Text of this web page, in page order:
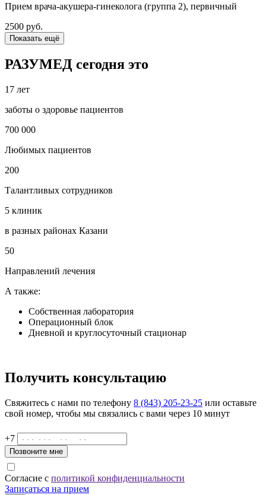
Прием врача-акушера-гинеколога (группа 2), первичный
2500 руб.
Показать ещё
РАЗУМЕД сегодня это
17 лет
заботы о здоровье пациентов
700 000
Любимых пациентов
200
Талантливых сотрудников
5 клиник
в разных районах Казани
50
Направлений лечения
А также:
Собственная лаборатория
Операционный блок
Дневной и круглосуточный стационар
Получить консультацию
Свяжитесь с нами по телефону 8 (843) 205-23-25 или оставьте
свой номер, чтобы мы связались с вами через 10 минут
+7
Позвоните мне
Согласие с политикой конфиденциальности
Записаться на прием